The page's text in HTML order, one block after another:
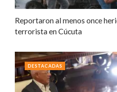
Reportaron al menos once
terrorista en Cúcuta
DESTACADAS